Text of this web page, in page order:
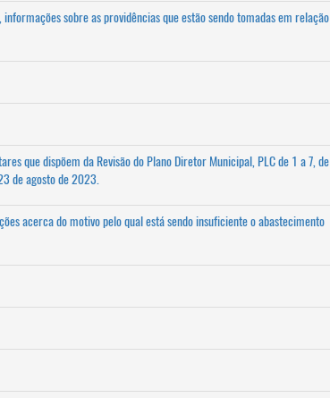
sobre as providências que estão sendo tomadas em relação
que dispõem da Revisão do Plano Diretor Municipal, PLC de 1 a 7, de
de agosto de 2023.
acerca do motivo pelo qual está sendo insuficiente o abastecimento